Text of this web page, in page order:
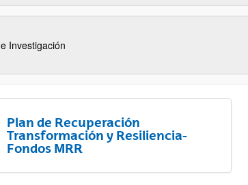
Investigación
Plan de Recuperación
Transformación y Resiliencia-
Fondos MRR